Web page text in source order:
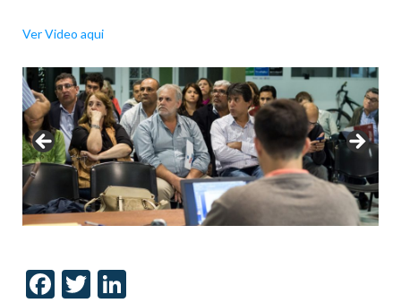
Ver Video aqui
Facebook
Twitter
LinkedIn